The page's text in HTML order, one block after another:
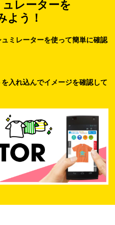
レーターを
よう！
ミレーターを使って簡単に確認
入れ込んでイメージを確認して